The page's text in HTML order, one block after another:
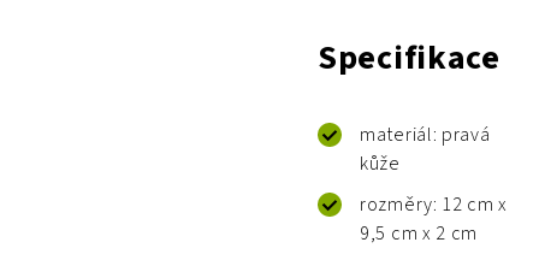
Specifikace
materiál: pravá
kůže
rozměry: 12 cm x
9,5 cm x 2 cm